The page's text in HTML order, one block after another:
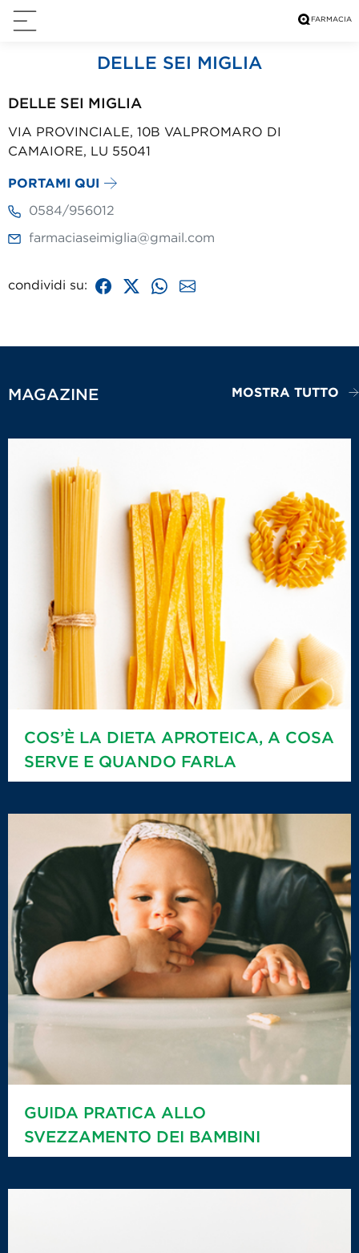
DELLE SEI MIGLIA
DELLE SEI MIGLIA
VIA PROVINCIALE, 10B VALPROMARO DI
CAMAIORE, LU 55041
PORTAMI QUI
0584/956012
farmaciaseimiglia@gmail.com
condividi su:
MAGAZINE MOSTRA TUTTO
COS’È LA DIETA APROTEICA, A COSA
SERVE E QUANDO FARLA
GUIDA PRATICA ALLO
SVEZZAMENTO DEI BAMBINI